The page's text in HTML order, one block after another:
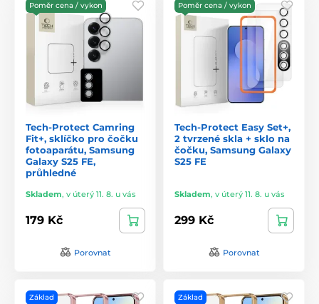
Poměr cena / vykon
Tech-Protect Camring
Fit+, sklíčko pro čočku
fotoaparátu, Samsung
Galaxy S25 FE,
průhledné
Skladem, v úterý 11. 8. u vás
179 Kč
Porovnat
Poměr cena / vykon
Tech-Protect Easy Set+,
2 tvrzené skla + sklo na
čočku, Samsung Galaxy
S25 FE
Skladem, v úterý 11. 8. u vás
299 Kč
Porovnat
Základ Základ